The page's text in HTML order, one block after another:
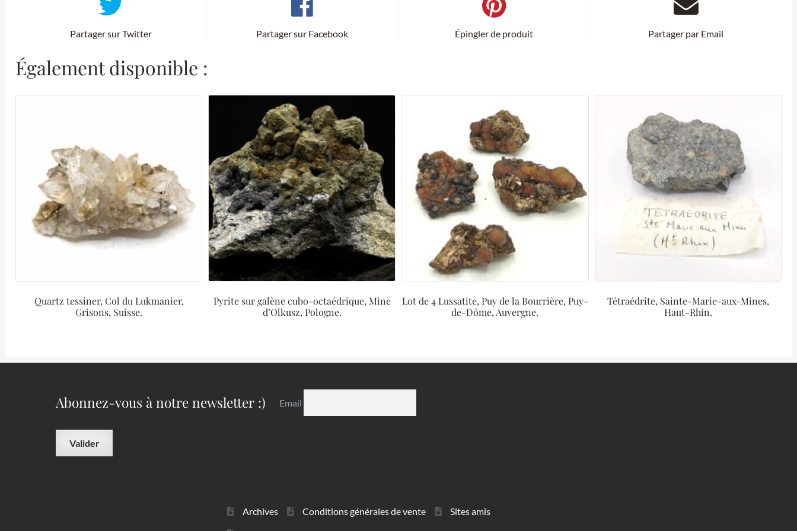
Partager sur Twitter Partager sur Facebook Épingler de produit Partager par Email
Également disponible :
Quartz tessiner, Col du Lukmanier,
Grisons, Suisse.
Pyrite sur galène cubo-octaédrique, Mine
d’Olkusz, Pologne.
Lot de 4 Lussatite, Puy de la Bourrière, Puy-
de-Dôme, Auvergne.
Tétraédrite, Sainte-Marie-aux-Mines,
Haut-Rhin.
Abonnez-vous à notre newsletter :) Email
Archives Conditions générales de vente
Sites amis